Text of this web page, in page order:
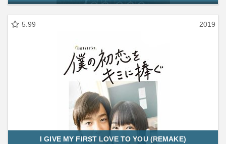
5.99 2019
I GIVE MY FIRST LOVE TO YOU (REMAKE)